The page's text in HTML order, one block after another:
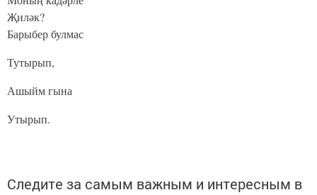
Җиләк?
Барыбер булмас
Тутырып,
Ашыйм гына
Утырып.
Следите за самым важным и интересным в